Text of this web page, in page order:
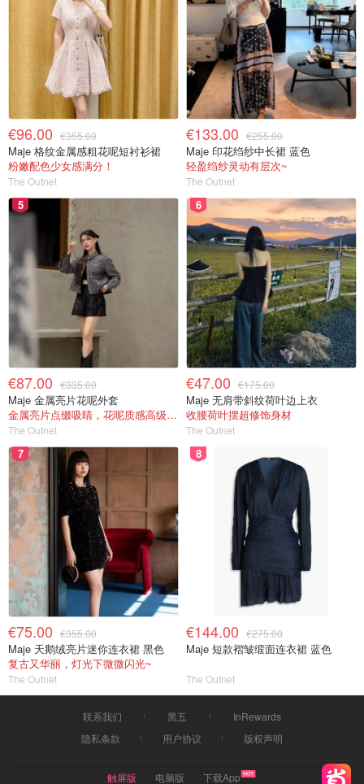
€96.00 €355.00
Maje 格纹金属感粗花呢短衬衫裙
粉嫩配色少女感满分！
The Outnet
€133.00 €255.00
Maje 印花绉纱中长裙 蓝色
轻盈绉纱灵动有层次~
The Outnet
5
€87.00 €335.00
Maje 金属亮片花呢外套
金属亮片点缀吸睛，花呢质感高级又显贵
The Outnet
6
€47.00 €175.00
Maje 无肩带斜纹荷叶边上衣
收腰荷叶摆超修饰身材
The Outnet
7
€75.00 €355.00
Maje 天鹅绒亮片迷你连衣裙 黑色
复古又华丽，灯光下微微闪光~
The Outnet
8
€144.00 €275.00
Maje 短款褶皱缎面连衣裙 蓝色
The Outnet
联系我们 黑五
InRewards
隐私条款
用户协议 版权声明
触屏版 电脑版 下载App